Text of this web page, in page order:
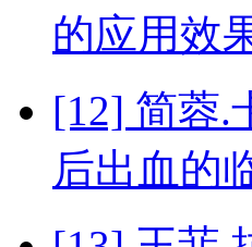
的应用效
[12] 简蓉.
后出血的